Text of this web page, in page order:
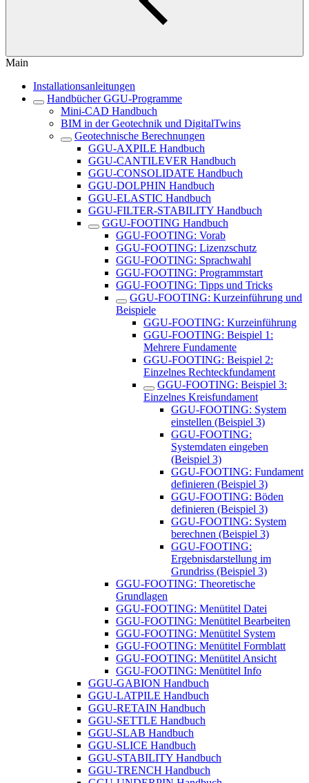
Main
Installationsanleitungen
Handbücher GGU-Programme
Mini-CAD Handbuch
BIM in der Geotechnik und DigitalTwins
Geotechnische Berechnungen
GGU-AXPILE Handbuch
GGU-CANTILEVER Handbuch
GGU-CONSOLIDATE Handbuch
GGU-DOLPHIN Handbuch
GGU-ELASTIC Handbuch
GGU-FILTER-STABILITY Handbuch
GGU-FOOTING Handbuch
GGU-FOOTING: Vorab
GGU-FOOTING: Lizenzschutz
GGU-FOOTING: Sprachwahl
GGU-FOOTING: Programmstart
GGU-FOOTING: Tipps und Tricks
GGU-FOOTING: Kurzeinführung und
Beispiele
GGU-FOOTING: Kurzeinführung
GGU-FOOTING: Beispiel 1:
Mehrere Fundamente
GGU-FOOTING: Beispiel 2:
Einzelnes Rechteckfundament
GGU-FOOTING: Beispiel 3:
Einzelnes Kreisfundament
GGU-FOOTING: System
einstellen (Beispiel 3)
GGU-FOOTING:
Systemdaten eingeben
(Beispiel 3)
GGU-FOOTING: Fundament
definieren (Beispiel 3)
GGU-FOOTING: Böden
definieren (Beispiel 3)
GGU-FOOTING: System
berechnen (Beispiel 3)
GGU-FOOTING:
Ergebnisdarstellung im
Grundriss (Beispiel 3)
GGU-FOOTING: Theoretische
Grundlagen
GGU-FOOTING: Menütitel Datei
GGU-FOOTING: Menütitel Bearbeiten
GGU-FOOTING: Menütitel System
GGU-FOOTING: Menütitel Formblatt
GGU-FOOTING: Menütitel Ansicht
GGU-FOOTING: Menütitel Info
GGU-GABION Handbuch
GGU-LATPILE Handbuch
GGU-RETAIN Handbuch
GGU-SETTLE Handbuch
GGU-SLAB Handbuch
GGU-SLICE Handbuch
GGU-STABILITY Handbuch
GGU-TRENCH Handbuch